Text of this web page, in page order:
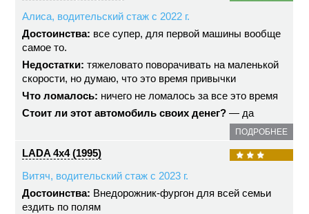
Алиса, водительский стаж с 2022 г.
Достоинства: все супер, для первой машины вообще
самое то.
Недостатки: тяжеловато поворачивать на маленькой
скорости, но думаю, что это время привычки
Что ломалось: ничего не ломалось за все это время
Стоит ли этот автомобиль своих денег? — да
ПОДРОБНЕЕ
LADA 4x4 (1995)
Витяч, водительский стаж с 2023 г.
Достоинства: Внедорожник-фургон для всей семьи
ездить по полям